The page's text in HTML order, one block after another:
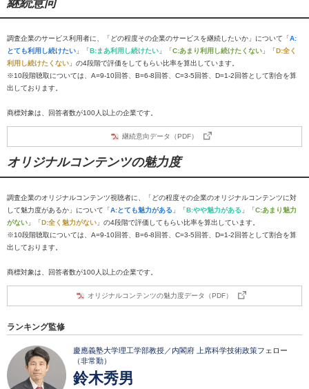
継続意向
調査企業のサービス利用者に、「どの程度その企業のサービスを継続したいか」について「A:
とても利用し続けたい 」「B:まあ利用し続けたい 」「C:あまり利用し続けたくない 」「D:全く
利用し続けたくない 」の4段階で評価をしてもらい比率を算出しています。
※10段階聴取については、A=9-10回答、B=6-8回答、C=3-5回答、D=1-2回答として割合を算
出しております。
商標対象は、回答者数が100人以上の企業です。
継続意向データ（PDF）
オリジナルコンテンツの魅力度
調査企業のオリジナルコンテンツ視聴者に、「どの程度その企業のオリジナルコンテンツに対
して魅力度があるか」について「A:とても魅力がある 」「B:やや魅力がある 」「C:あまり魅力
がない 」「D:全く魅力がない 」の4段階で評価してもらい比率を算出しています。
※10段階聴取については、A=9-10回答、B=6-8回答、C=3-5回答、D=1-2回答として割合を算
出しております。
商標対象は、回答者数が100人以上の企業です。
オリジナルコンテンツの魅力度データ（PDF）
ランキング監修
慶應義塾大学理工学部教授／内閣府 上席科学技術政策フェロー
（非常勤）
鈴木秀男